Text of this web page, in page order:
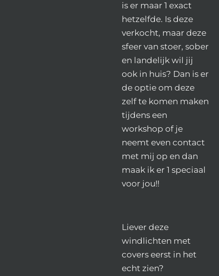
is er maar 1 exact
hetzelfde. Is deze
verkocht, maar deze
sfeer van stoer, sober
en landelijk wil jij
ook in huis? Dan is er
de optie om deze
zelf te komen maken
tijdens een
workshop of je
neemt even contact
met mij op en dan
maak ik er 1 speciaal
voor jou!!
Liever deze
windlichten met
covers eerst in het
echt zien?